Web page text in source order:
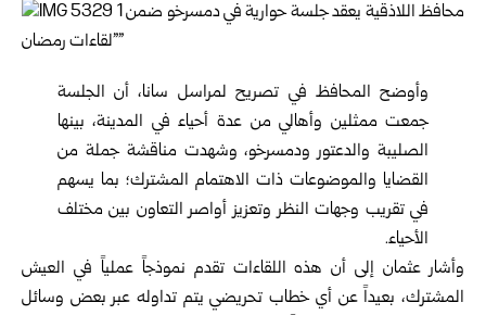
وأوضح المحافظ في تصريح لمراسل سانا، أن الجلسة
جمعت ممثلين وأهالي من عدة أحياء في المدينة، بينها
الصليبة والدعتور ودمسرخو، وشهدت مناقشة جملة من
القضايا والموضوعات ذات الاهتمام المشترك؛ بما يسهم
في تقريب وجهات النظر وتعزيز أواصر التعاون بين مختلف
الأحياء.
وأشار عثمان إلى أن هذه اللقاءات تقدم نموذجاً عملياً في العيش
المشترك، بعيداً عن أي خطاب تحريضي يتم تداوله عبر بعض وسائل